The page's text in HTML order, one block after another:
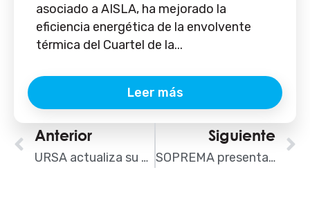
asociado a AISLA, ha mejorado la
eficiencia energética de la envolvente
térmica del Cuartel de la...
Leer más
Ant
Anterior
URSA actualiza su complemento para CE3X y facilita la definición de medidas de mejora en la envolvente térmica
Siguiente
SOPREMA presenta su nuevo catálogo de rehabilitación residencial de interiores